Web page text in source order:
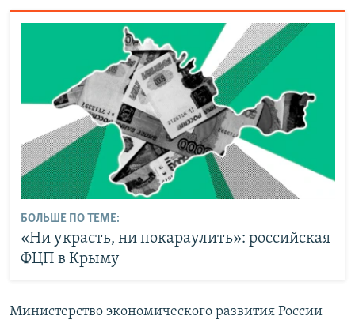
БОЛЬШЕ ПО ТЕМЕ:
«Ни украсть, ни покараулить»: российская
ФЦП в Крыму
Министерство экономического развития России